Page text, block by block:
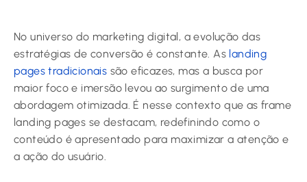
No universo do marketing digital, a evolução das
estratégias de conversão é constante. As landing
pages tradicionais são eficazes, mas a busca por
maior foco e imersão levou ao surgimento de uma
abordagem otimizada. É nesse contexto que as frame
landing pages se destacam, redefinindo como o
conteúdo é apresentado para maximizar a atenção e
a ação do usuário.